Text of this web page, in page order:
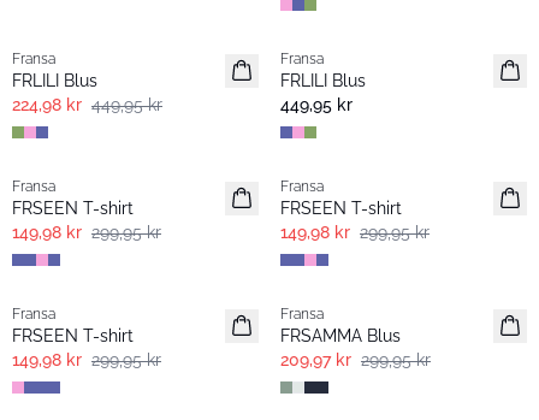
Fransa
FRLILI Blus
224,98 kr 449,95 kr
- 60%
Fransa
FRLILI Blus
449,95 kr
Extended size
- 50%
Fransa
FRSEEN T-shirt
149,98 kr 299,95 kr
Extended size
- 50%
Fransa
FRSEEN T-shirt
149,98 kr 299,95 kr
Extended size
- 50%
Fransa
FRSEEN T-shirt
149,98 kr 299,95 kr
-30%
Fransa
FRSAMMA Blus
209,97 kr 299,95 kr
-30% -30%